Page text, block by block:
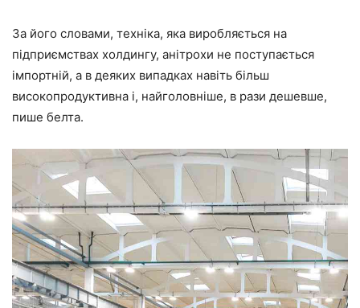
За його словами, техніка, яка виробляється на
підприємствах холдингу, анітрохи не поступається
імпортній, а в деяких випадках навіть більш
високопродуктивна і, найголовніше, в рази дешевше,
пише белта.